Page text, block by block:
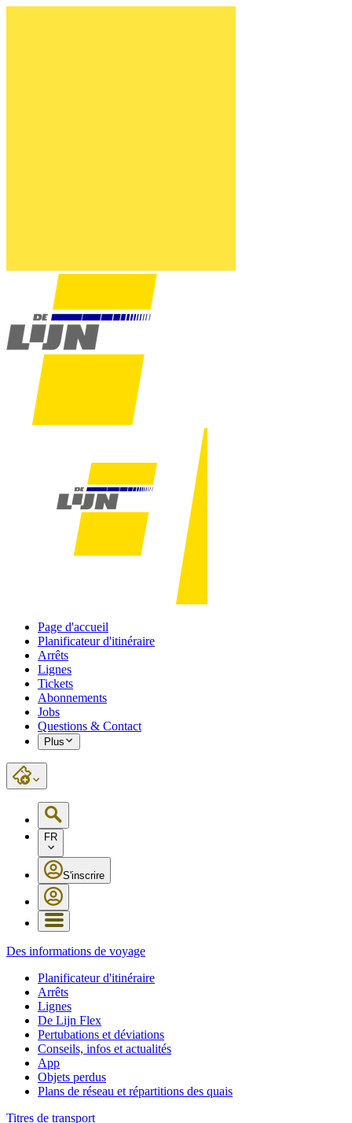
Page d'accueil
Planificateur d'itinéraire
Arrêts
Lignes
Tickets
Abonnements
Jobs
Questions & Contact
Plus
FR
S'inscrire
Des informations de voyage
Planificateur d'itinéraire
Arrêts
Lignes
De Lijn Flex
Pertubations et déviations
Conseils, infos et actualités
App
Objets perdus
Plans de réseau et répartitions des quais
Titres de transport